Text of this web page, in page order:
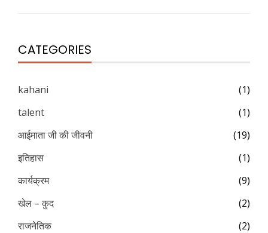
CATEGORIES
kahani
(1)
talent
(1)
आईमाता जी की जीवनी
(19)
इतिहास
(1)
कार्यक्रम
(9)
खेल – कुद
(2)
राजनेतिक
(2)